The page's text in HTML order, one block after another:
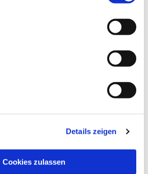
Details zeigen
Cookies zulassen
interessieren